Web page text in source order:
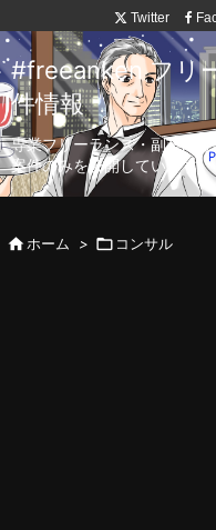
Twitter
#freeanken フリ
件情報
専業フリーランス・副業向
案件のみを公開しています。
ホーム >  コンサル